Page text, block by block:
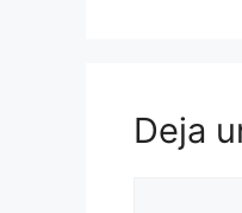
Deja